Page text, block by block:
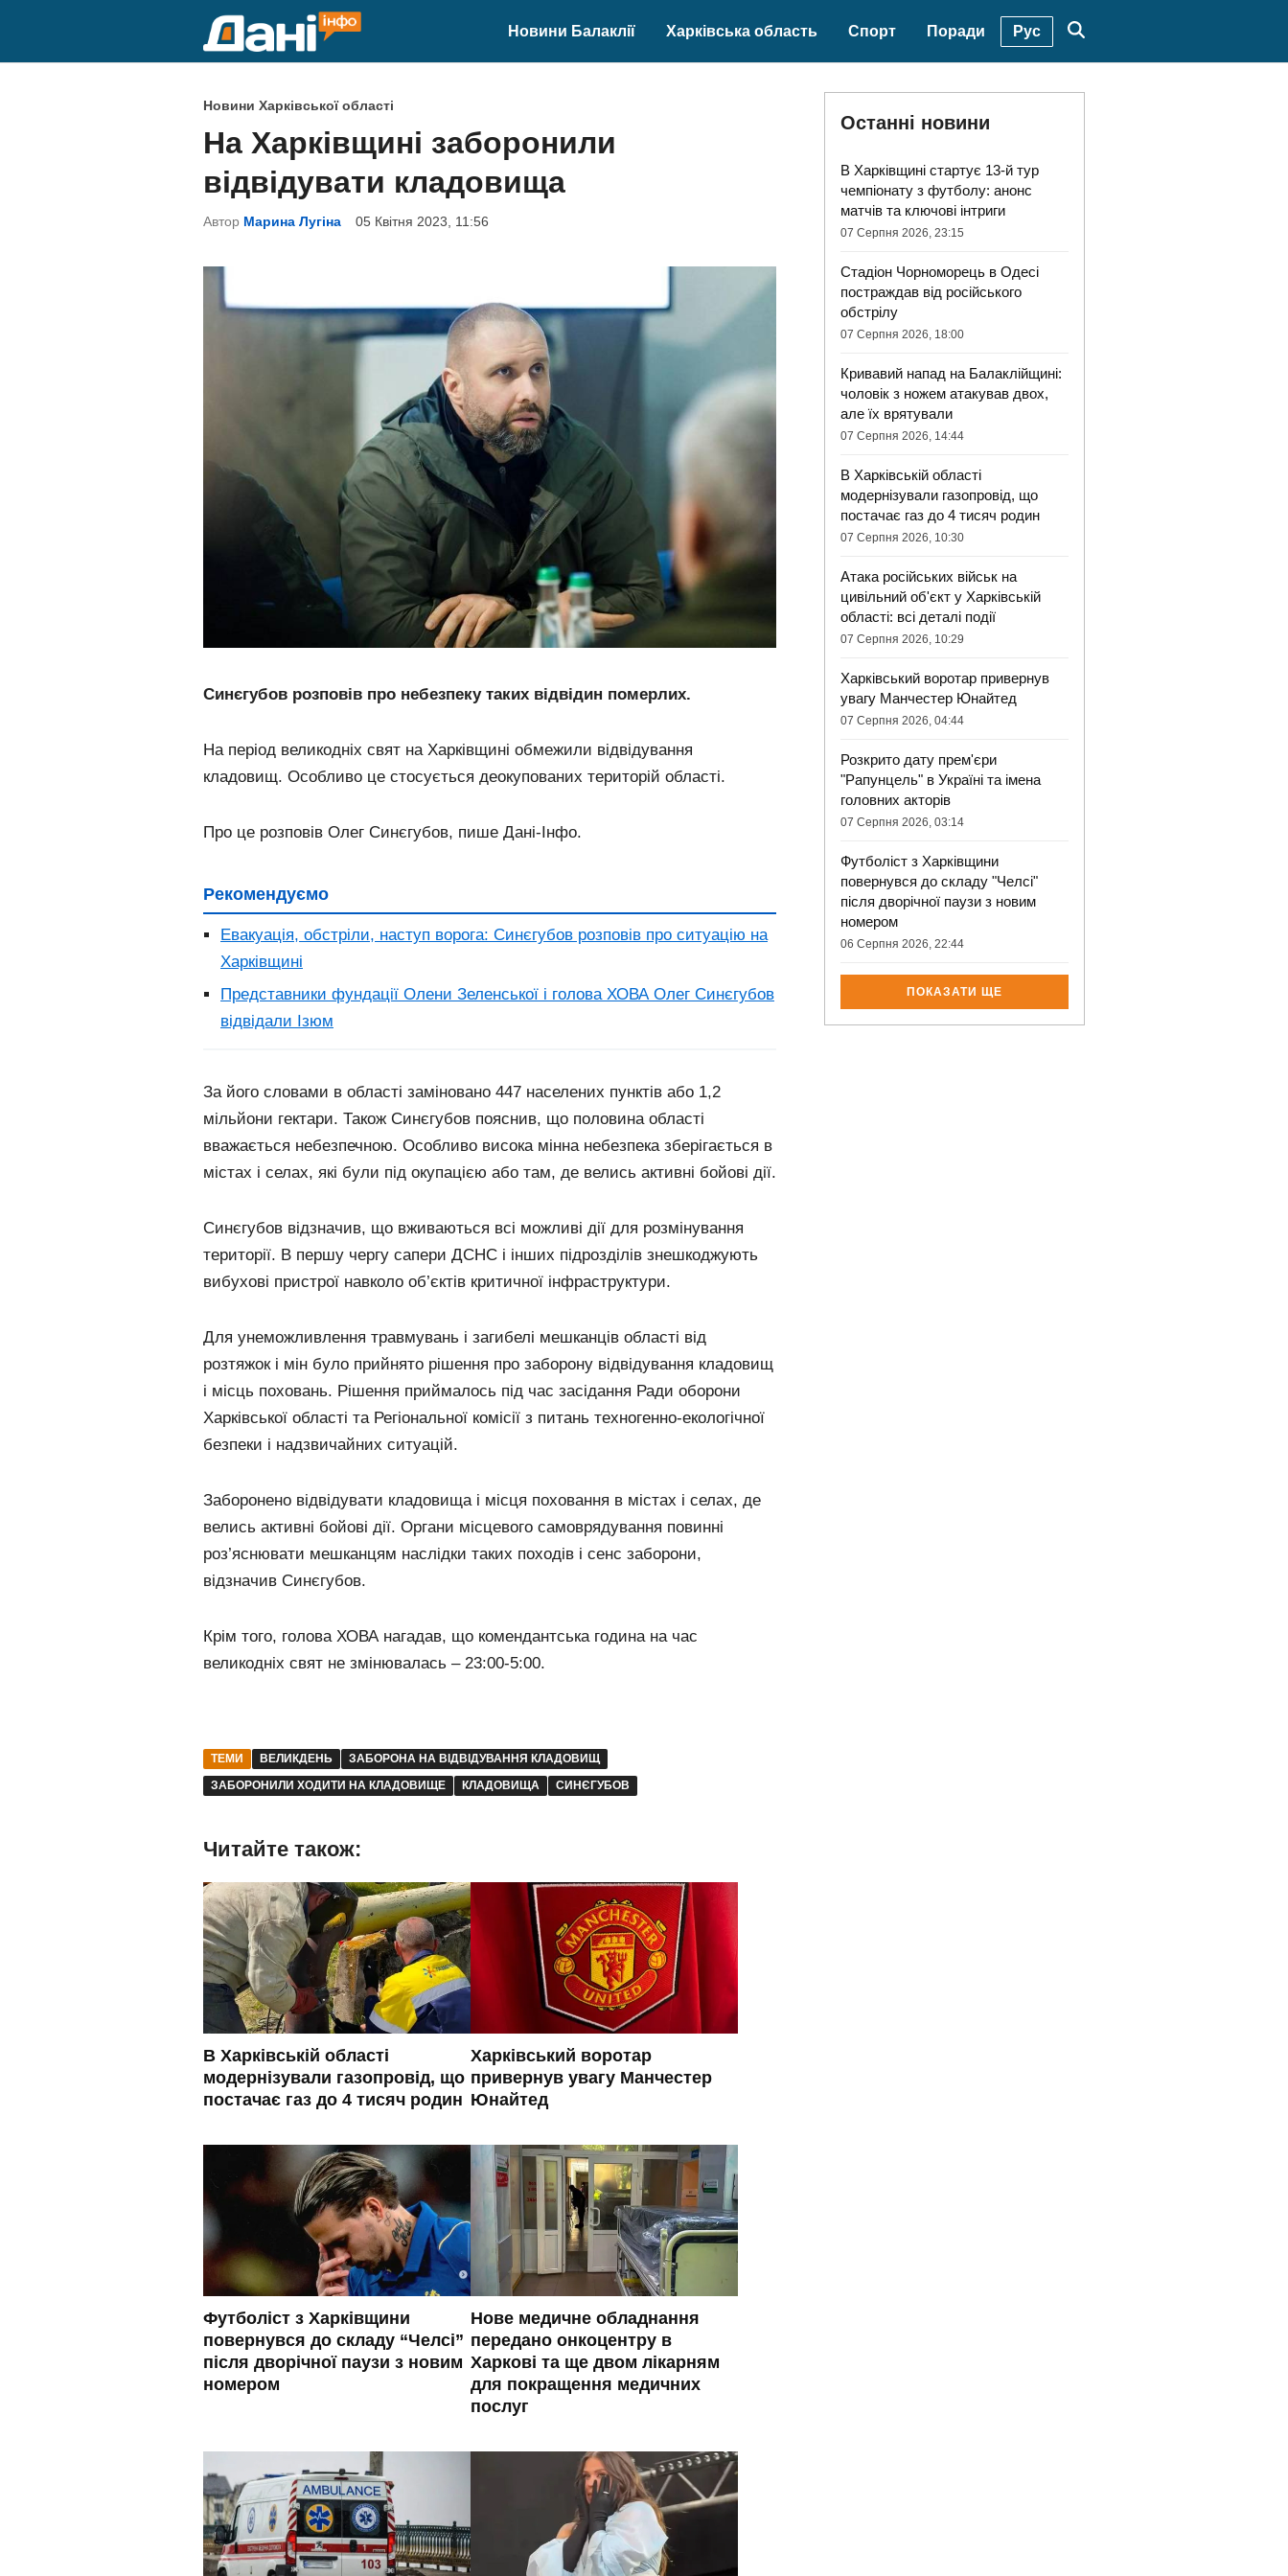
Новини Балаклії Харківська область Спорт Поради Рус
P
o
s
i
Новини Харківської області
На Харківщині заборонили
відвідувати кладовища
Автор Марина Лугіна 05 Квітня 2023, 11:56
Синєгубов розповів про небезпеку таких відвідин померлих.
На період великодніх свят на Харківщині обмежили відвідування
кладовищ. Особливо це стосується деокупованих територій області.
Про це розповів Олег Синєгубов, пише Дані-Інфо.
Рекомендуємо
Евакуація, обстріли, наступ ворога: Синєгубов розповів про ситуацію на
Харківщині
Представники фундації Олени Зеленської і голова ХОВА Олег Синєгубов
відвідали Ізюм
За його словами в області заміновано 447 населених пунктів або 1,2
мільйони гектари. Також Синєгубов пояснив, що половина області
вважається небезпечною. Особливо висока мінна небезпека зберігається в
містах і селах, які були під окупацією або там, де велись активні бойові дії.
Синєгубов відзначив, що вживаються всі можливі дії для розмінування
території. В першу чергу сапери ДСНС і інших підрозділів знешкоджують
вибухові пристрої навколо об’єктів критичної інфраструктури.
Для унеможливлення травмувань і загибелі мешканців області від
розтяжок і мін було прийнято рішення про заборону відвідування кладовищ
і місць поховань. Рішення приймалось під час засідання Ради оборони
Харківської області та Регіональної комісії з питань техногенно-екологічної
безпеки і надзвичайних ситуацій.
Заборонено відвідувати кладовища і місця поховання в містах і селах, де
велись активні бойові дії. Органи місцевого самоврядування повинні
роз’яснювати мешканцям наслідки таких походів і сенс заборони,
відзначив Синєгубов.
Крім того, голова ХОВА нагадав, що комендантська година на час
великодніх свят не змінювалась – 23:00-5:00.
ТЕМИ ВЕЛИКДЕНЬ
ЗАБОРОНА НА ВІДВІДУВАННЯ КЛАДОВИЩ
ЗАБОРОНИЛИ ХОДИТИ НА КЛАДОВИЩЕ
КЛАДОВИЩА СИНЄГУБОВ
Читайте також:
В Харківській області
модернізували газопровід, що
постачає газ до 4 тисяч родин
Харківський воротар
привернув увагу Манчестер
Юнайтед
Футболіст з Харківщини
повернувся до складу “Челсі”
після дворічної паузи з новим
номером
Нове медичне обладнання
передано онкоцентру в
Харкові та ще двом лікарням
для покращення медичних
послуг
Останні новини
В Харківщині стартує 13-й тур
чемпіонату з футболу: анонс
матчів та ключові інтриги
07 Серпня 2026, 23:15
Стадіон Чорноморець в Одесі
постраждав від російського
обстрілу
07 Серпня 2026, 18:00
Кривавий напад на Балаклійщині:
чоловік з ножем атакував двох,
але їх врятували
07 Серпня 2026, 14:44
В Харківській області
модернізували газопровід, що
постачає газ до 4 тисяч родин
07 Серпня 2026, 10:30
Атака російських військ на
цивільний об'єкт у Харківській
області: всі деталі події
07 Серпня 2026, 10:29
Харківський воротар привернув
увагу Манчестер Юнайтед
07 Серпня 2026, 04:44
Розкрито дату прем'єри
"Рапунцель" в Україні та імена
головних акторів
07 Серпня 2026, 03:14
Футболіст з Харківщини
повернувся до складу "Челсі"
після дворічної паузи з новим
номером
06 Серпня 2026, 22:44
ПОКАЗАТИ ЩЕ